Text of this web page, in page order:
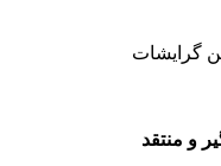
گرایشات
و منتقد